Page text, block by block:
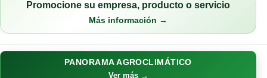
Promocione su empresa, producto o servicio
Más información →
PANORAMA AGROCLIMÁTICO
Ver más →